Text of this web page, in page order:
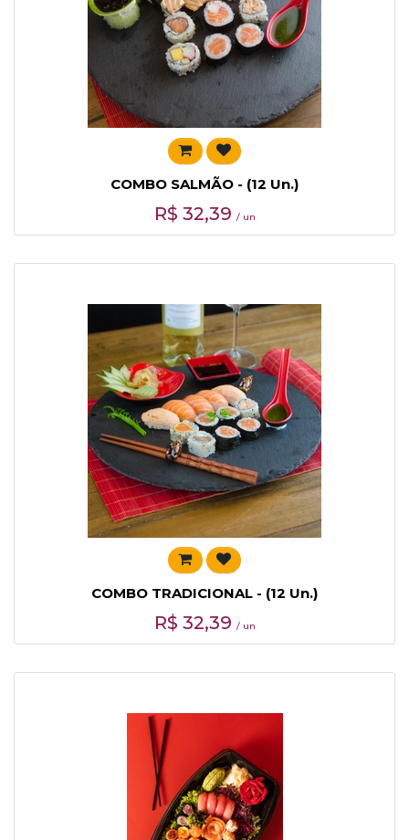
COMBO SALMÃO - (12 Un.)
R$ 32,39 / un
COMBO TRADICIONAL - (12 Un.)
R$ 32,39 / un